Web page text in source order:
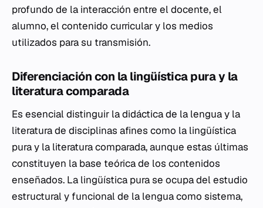
profundo de la interacción entre el docente, el
alumno, el contenido curricular y los medios
utilizados para su transmisión.
Diferenciación con la lingüística pura y la
literatura comparada
Es esencial distinguir la didáctica de la lengua y la
literatura de disciplinas afines como la lingüística
pura y la literatura comparada, aunque estas últimas
constituyen la base teórica de los contenidos
enseñados. La lingüística pura se ocupa del estudio
estructural y funcional de la lengua como sistema,